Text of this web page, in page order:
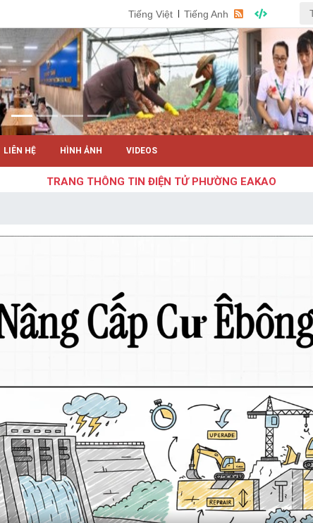
Tiếng Việt Tiếng Anh
LIÊN HỆ HÌNH ẢNH VIDEOS
TRANG THÔNG TIN ĐIỆN TỬ PHƯỜNG EAKAO